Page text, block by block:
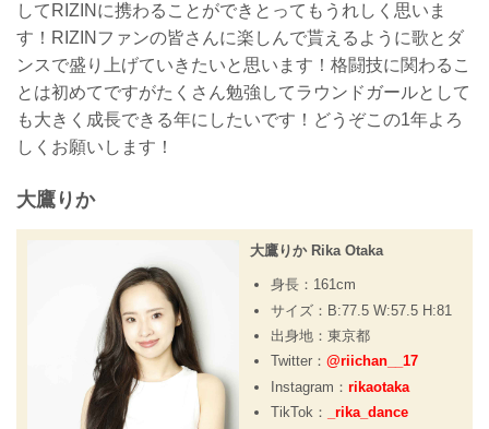
してRIZINに携わることができとってもうれしく思いま
す！RIZINファンの皆さんに楽しんで貰えるように歌とダ
ンスで盛り上げていきたいと思います！格闘技に関わるこ
とは初めてですがたくさん勉強してラウンドガールとして
も大きく成長できる年にしたいです！どうぞこの1年よろ
しくお願いします！
大鷹りか
大鷹りか Rika Otaka
身長：161cm
サイズ：B:77.5 W:57.5 H:81
出身地：東京都
Twitter： @riichan__17
Instagram： rikaotaka
TikTok：
_rika_dance